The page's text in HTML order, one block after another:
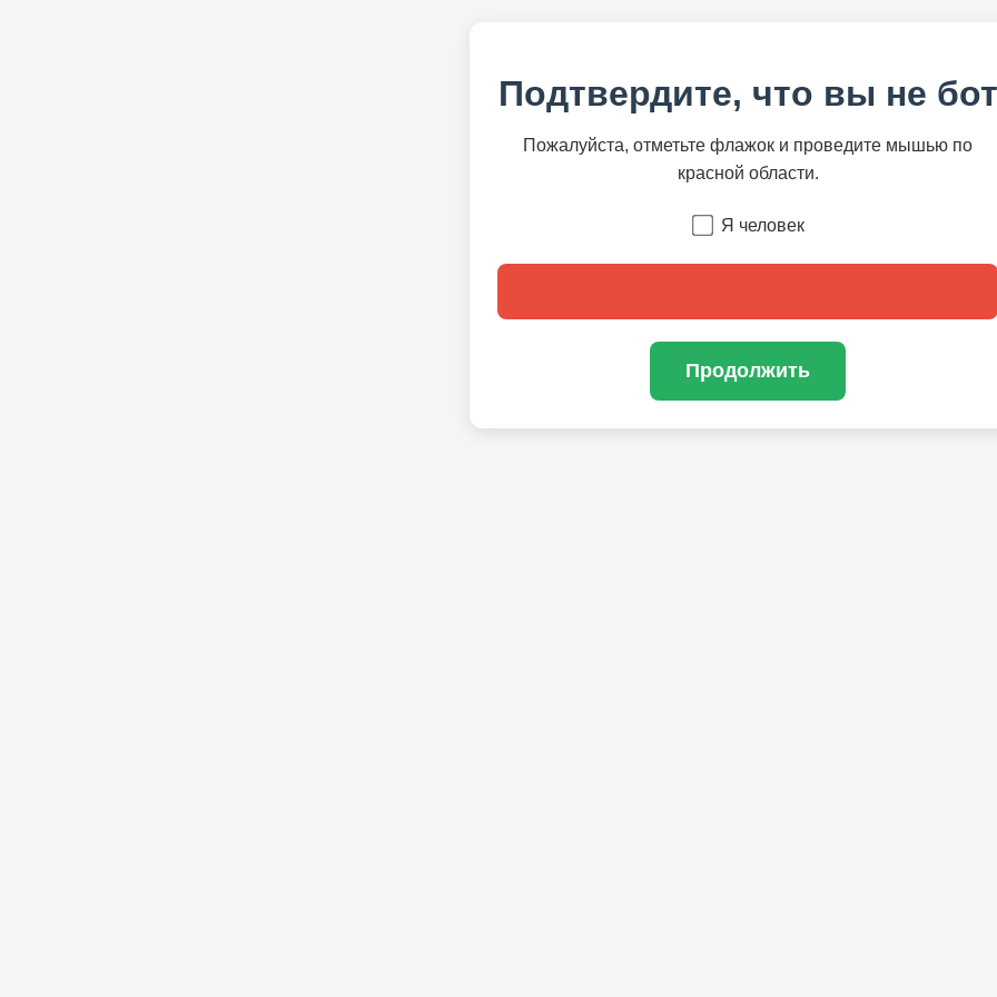
Подтвердите, что вы не бот
Пожалуйста, отметьте флажок и проведите мышью по
красной области.
Я человек
Продолжить